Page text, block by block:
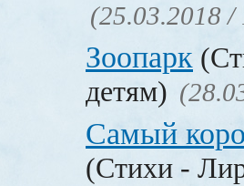
(25.03.2018 /
Зоопарк
детям)
Самый
(Стихи -